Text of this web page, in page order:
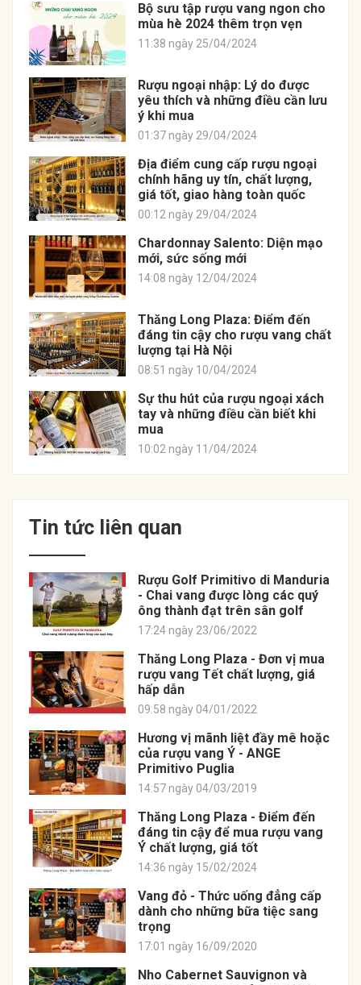
Bộ sưu tập rượu vang ngon cho
mùa hè 2024 thêm trọn vẹn
11:38 ngày 25/04/2024
Rượu ngoại nhập: Lý do được
yêu thích và những điều cần lưu
ý khi mua
01:37 ngày 29/04/2024
Địa điểm cung cấp rượu ngoại
chính hãng uy tín, chất lượng,
giá tốt, giao hàng toàn quốc
00:12 ngày 29/04/2024
Chardonnay Salento: Diện mạo
mới, sức sống mới
14:08 ngày 12/04/2024
Thăng Long Plaza: Điểm đến
đáng tin cậy cho rượu vang chất
lượng tại Hà Nội
08:51 ngày 10/04/2024
Sự thu hút của rượu ngoại xách
tay và những điều cần biết khi
mua
10:02 ngày 11/04/2024
Tin tức liên quan
Rượu Golf Primitivo di Manduria
- Chai vang được lòng các quý
ông thành đạt trên sân golf
17:24 ngày 23/06/2022
Thăng Long Plaza - Đơn vị mua
rượu vang Tết chất lượng, giá
hấp dẫn
09:58 ngày 04/01/2022
Hương vị mãnh liệt đầy mê hoặc
của rượu vang Ý - ANGE
Primitivo Puglia
14:57 ngày 04/03/2019
Thăng Long Plaza - Điểm đến
đáng tin cậy để mua rượu vang
Ý chất lượng, giá tốt
14:36 ngày 15/02/2024
Vang đỏ - Thức uống đẳng cấp
dành cho những bữa tiệc sang
trọng
17:01 ngày 16/09/2020
Nho Cabernet Sauvignon và